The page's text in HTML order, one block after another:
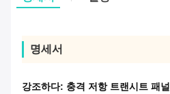
명세서
강조하다: 충격 저항 트랜시트 패널